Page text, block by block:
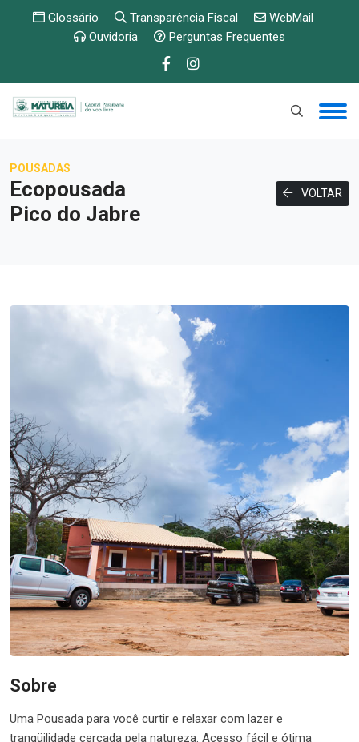
Glossário Transparência Fiscal
WebMail
Ouvidoria
Perguntas Frequentes
POUSADAS
Ecopousada
Pico do Jabre
VOLTAR
Sobre
Uma Pousada para você curtir e relaxar com lazer e
tranqüilidade cercada pela natureza. Acesso fácil e ótima